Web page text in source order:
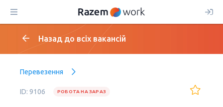
Назад до всіх вакансій
Перевезення
ID: 9106 РОБОТА НА ЗАРАЗ